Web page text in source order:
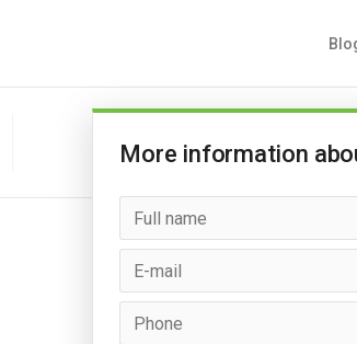
More information